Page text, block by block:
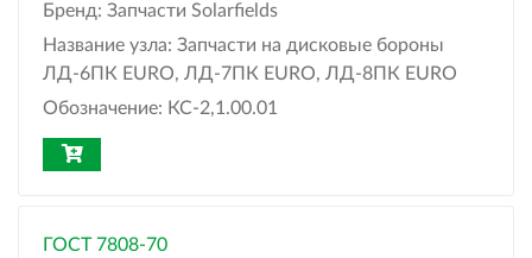
Бренд: Запчасти Solarfields
Название узла: Запчасти на дисковые бороны
ЛД-6ПК EURO, ЛД-7ПК EURO, ЛД-8ПК EURO
Обозначение: КС-2,1.00.01
ГОСТ 7808-70